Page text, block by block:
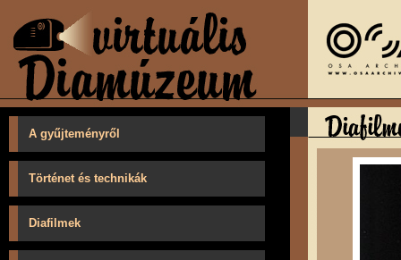
A gyűjteményről
Történet és technikák
Diafilmek